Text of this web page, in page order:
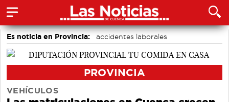
Es noticia en Provincia:
accidentes laborales
Medio Ambiente
PROVINCIA
VEHÍCULOS